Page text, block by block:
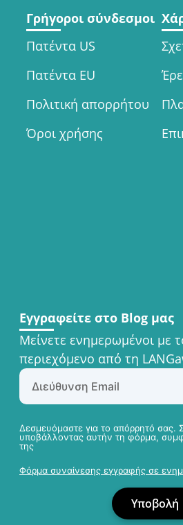
Γρήγοροι σύνδεσμοι
Πατέντα US
Πατέντα EU
Πολιτική απορρήτου
Όροι χρήσης
Εγγραφείτε στο Blog μας
Μείνετε ενημερωμένοι με
περιεχόμενο από τη
Δεσμευόμαστε για το απόρρητό σας.
υποβάλλοντας αυτήν τη φόρμα,
της
Φόρμα συναίνεσης εγγραφής σε